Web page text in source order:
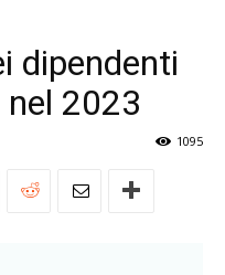
dipendenti
2023
1095